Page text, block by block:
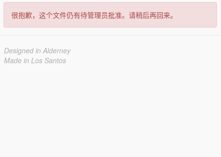
很抱歉，这个文件仍有待管理员批准。请稍后再回来。
Designed in Alderney
Made in Los Santos